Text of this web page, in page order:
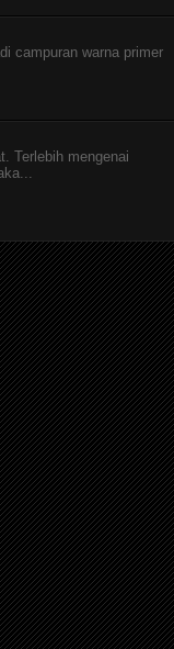
campuran warna primer
Terlebih mengenai